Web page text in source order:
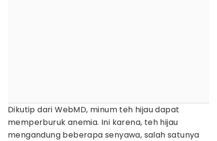
Dikutip dari WebMD, minum teh hijau dapat
memperburuk anemia. Ini karena, teh hijau
mengandung beberapa senyawa, salah satunya